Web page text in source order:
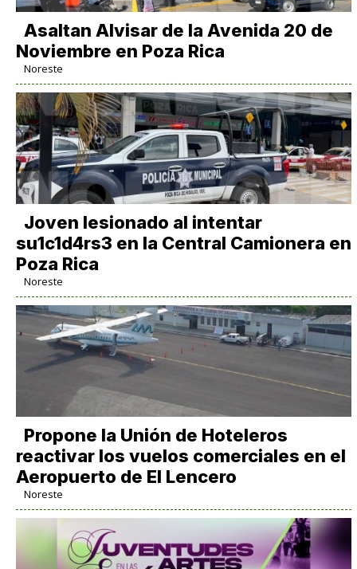
Asaltan Alvisar de la Avenida 20 de
Noviembre en Poza Rica
Noreste
Joven lesionado al intentar
su1c1d4rs3 en la Central Camionera en
Poza Rica
Noreste
Propone la Unión de Hoteleros
reactivar los vuelos comerciales en el
Aeropuerto de El Lencero
Noreste